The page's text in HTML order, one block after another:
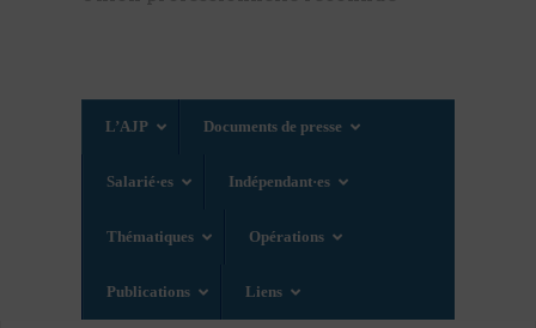
L’AJP Documents de presse
Salarié·es Indépendant·es
Thématiques Opérations
Publications Liens